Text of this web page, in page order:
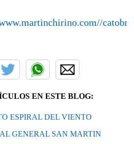
catobr/
EN ESTE BLOG:
ESPIRAL DEL VIENTO
GENERAL SAN MARTIN